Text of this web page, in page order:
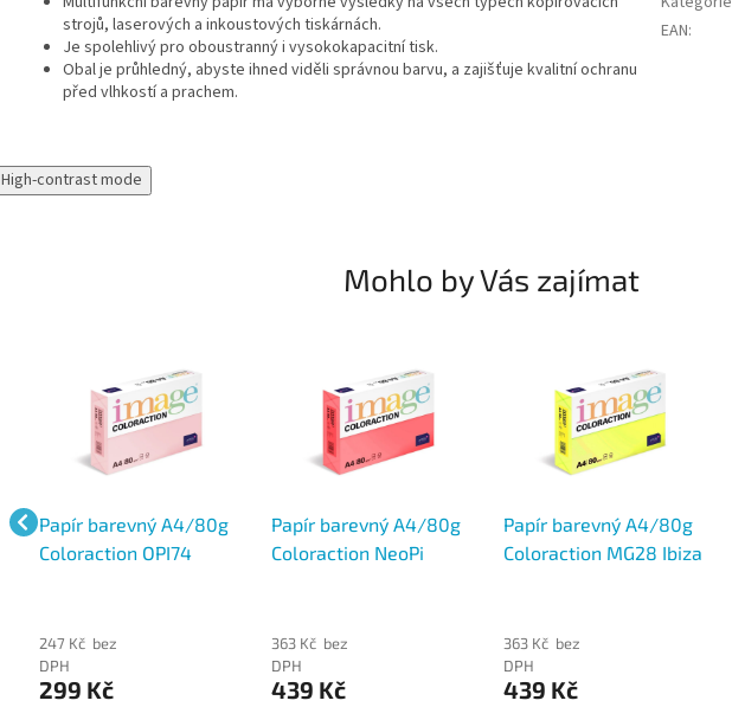
strojů, laserových a inkoustových tiskárnách.
Je spolehlivý pro oboustranný i vysokokapacitní tisk.
Obal je průhledný, abyste ihned viděli správnou barvu, a zajišťuje kvalitní ochranu
před vlhkostí a prachem.
EAN:
High-contrast mode
Mohlo by Vás zajímat
Papír barevný A4/80g
Coloraction OPI74
247 Kč bez
DPH
299 Kč
Papír barevný A4/80g
Coloraction NeoPi
363 Kč bez
DPH
439 Kč
Papír barevný A4/80g
Coloraction MG28 Ibiza
363 Kč bez
DPH
439 Kč